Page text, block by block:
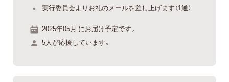
実行委員会よりお礼のメールを差し上げます（1通）
2025年05月 にお届け予定です。
5人が応援しています。